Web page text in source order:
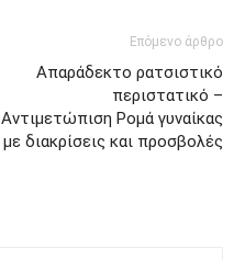
Επόμενο άρθρο
Απαράδεκτο ρατσιστικό
περιστατικό –
Αντιμετώπιση Ρομά γυναίκας
με διακρίσεις και προσβολές